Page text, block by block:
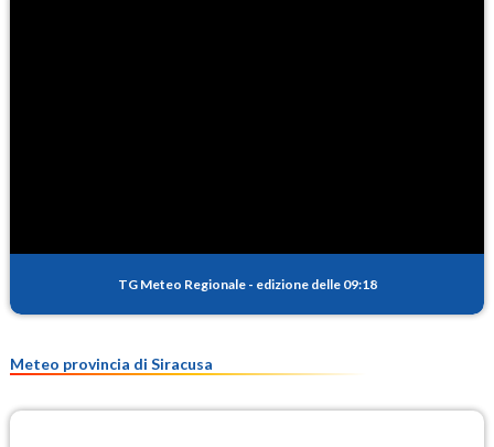
TG Meteo Regionale - edizione delle 09:18
Meteo provincia di Siracusa